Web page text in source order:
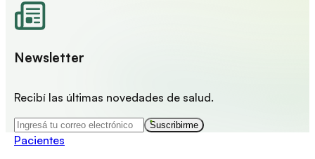
Newsletter
Recibí las últimas novedades de salud.
Suscribirme
Pacientes